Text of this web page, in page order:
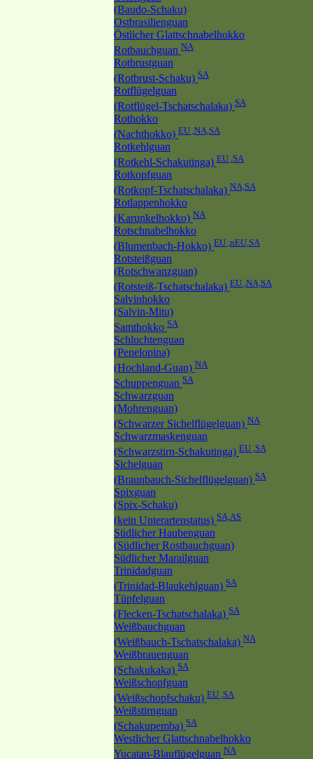
(Baudo-Schaku)
Ostbrasilienguan
Östlicher Glattschnabelhokko
Rotbauchguan NA
Rotbrustguan
(Rotbrust-Schaku) SA
Rotflügelguan
(Rotflügel-Tschatschalaka) SA
Rothokko
(Nachthokko) EU ,NA,SA
Rotkehlguan
(Rotkehl-Schakutinga) EU ,SA
Rotkopfguan
(Rotkopf-Tschatschalaka) NA,SA
Rotlappenhokko
(Karunkelhokko) NA
Rotschnabelhokko
(Blumenbach-Hokko) EU ,nEU,SA
Rotsteißguan
(Rotschwanzguan)
(Rotsteiß-Tschatschalaka) EU ,NA,SA
Salvinhokko
(Salvin-Mitu)
Samthokko SA
Schluchtenguan
(Penelopina)
(Hochland-Guan) NA
Schuppenguan SA
Schwarzguan
(Mohrenguan)
(Schwarzer Sichelflügelguan) NA
Schwarzmaskenguan
(Schwarzstirn-Schakutinga) EU ,SA
Sichelguan
(Braunbauch-Sichelflügelguan) SA
Spixguan
(Spix-Schaku)
(kein Unterartenstatus) SA,AS
Südlicher Haubenguan
(Südlicher Rostbauchguan)
Südlicher Marailguan
Trinidadguan
(Trinidad-Blaukehlguan) SA
Tüpfelguan
(Flecken-Tschatschalaka) SA
Weißbauchguan
(Weißbauch-Tschatschalaka) NA
Weißbrauenguan
(Schakukaka) SA
Weißschopfguan
(Weißschopfschaku) EU ,SA
Weißstirnguan
(Schakupemba) SA
Westlicher Glattschnabelhokko
Yucatan-Blauflügelguan NA